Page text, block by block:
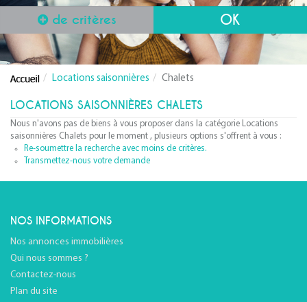
de critères
Locations saisonnières Chalets
LOCATIONS SAISONNIÈRES CHALETS
Nous n'avons pas de biens à vous proposer dans la catégorie Locations
saisonnières Chalets pour le moment , plusieurs options s'offrent à vous :
Re-soumettre la recherche avec moins de critères.
Transmettez-nous votre demande
NOS INFORMATIONS
Nos annonces immobilières
Qui nous sommes ?
Contactez-nous
Plan du site